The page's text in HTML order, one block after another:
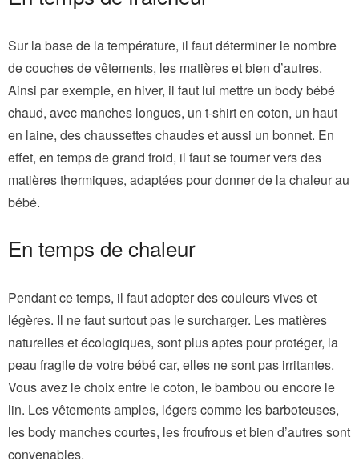
Sur la base de la température, il faut déterminer le nombre
de couches de vêtements, les matières et bien d’autres.
Ainsi par exemple, en hiver, il faut lui mettre un body bébé
chaud, avec manches longues, un t-shirt en coton, un haut
en laine, des chaussettes chaudes et aussi un bonnet. En
effet, en temps de grand froid, il faut se tourner vers des
matières thermiques, adaptées pour donner de la chaleur au
bébé.
En temps de chaleur
Pendant ce temps, il faut adopter des couleurs vives et
légères. Il ne faut surtout pas le surcharger. Les matières
naturelles et écologiques, sont plus aptes pour protéger, la
peau fragile de votre bébé car, elles ne sont pas irritantes.
Vous avez le choix entre le coton, le bambou ou encore le
lin. Les vêtements amples, légers comme les barboteuses,
les body manches courtes, les froufrous et bien d’autres sont
convenables.